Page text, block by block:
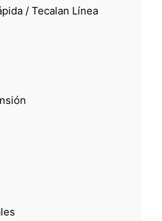
/ Tecalan Línea